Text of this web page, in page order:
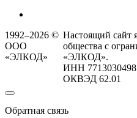
1992–2026 ©
ООО
«ЭЛКОД»
Настоящий сайт
общества с
«ЭЛКОД».
ИНН
ОКВЭД 62.01
Обратная связь